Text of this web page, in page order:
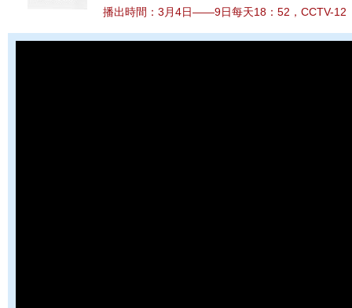
播出時間： 3月4日——9日每天18：52，CCTV-12